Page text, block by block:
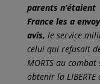
parents
France les a
avis, le service
celui qui refusait
MORTS au
obtenir la